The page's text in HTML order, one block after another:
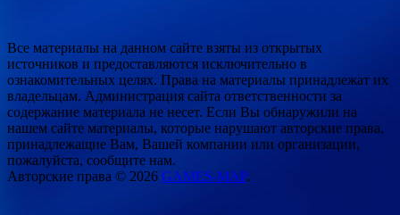
Все материалы на данном сайте взяты из открытых
источников и предоставляются исключительно в
ознакомительных целях. Права на материалы принадлежат их
владельцам. Администрация сайта ответственности за
содержание материала не несет. Если Вы обнаружили на
нашем сайте материалы, которые нарушают авторские права,
принадлежащие Вам, Вашей компании или организации,
пожалуйста, сообщите нам.
Авторские права © 2026 GAMES-MAP.